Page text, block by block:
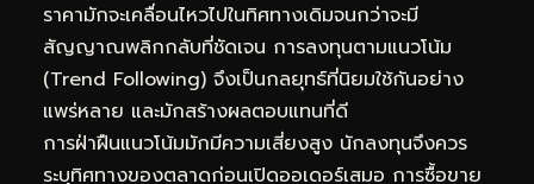
ราคามักจะเคลื่อนไหวไปในทิศทางเดิมจนกว่าจะมี
สัญญาณพลิกกลับที่ชัดเจน การลงทุนตามแนวโน้ม
(Trend Following) จึงเป็นกลยุทธ์ที่นิยมใช้กันอย่าง
แพร่หลาย และมักสร้างผลตอบแทนที่ดี
การฝ่าฝืนแนวโน้มมักมีความเสี่ยงสูง นักลงทุนจึงควร
ระบุทิศทางของตลาดก่อนเปิดออเดอร์เสมอ การซื้อขาย